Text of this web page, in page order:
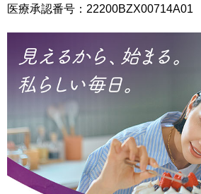
医療承認番号：22200BZX00714A01